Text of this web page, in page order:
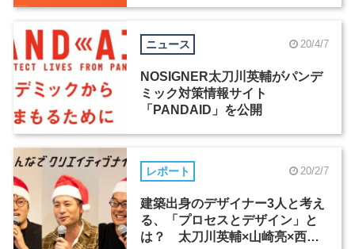
ニュース 20/4/7
NOSIGNER太刀川英輔がパンデ
ミック対策情報サイト
「PANDAID」を公開
レポート 20/2/7
建築出身のデザイナー3人と考え
る、「プロセスとデザイン」と
は？ 太刀川英輔×山崎亮×西澤